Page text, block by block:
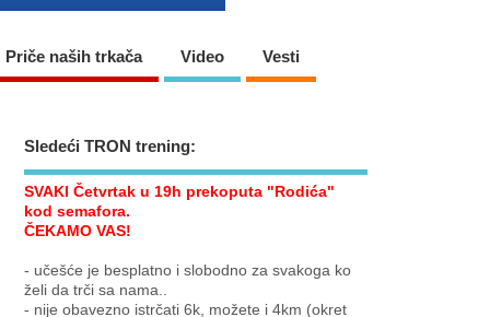
Priče naših trkača Video Vesti
Sledeći TRON trening:
SVAKI Četvrtak u 19h prekoputa "Rodića"
kod semafora.
ČEKAMO VAS!
- učešće je besplatno i slobodno za svakoga ko
želi da trči sa nama..
- nije obavezno istrčati 6k, možete i 4km (okret